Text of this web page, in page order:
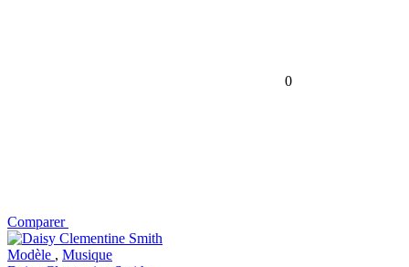
0
Comparer
Modèle , Musique